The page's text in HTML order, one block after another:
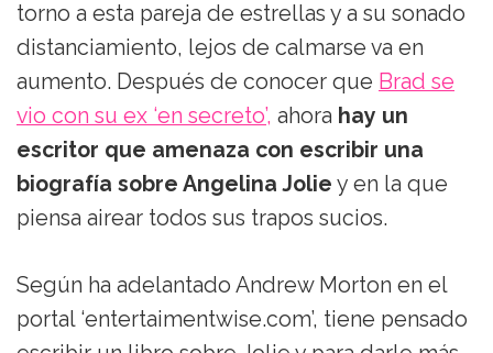
torno a esta pareja de estrellas y a su sonado
distanciamiento, lejos de calmarse va en
aumento. Después de conocer que Brad se
vio con su ex ‘en secreto’, ahora hay un
escritor que amenaza con escribir una
biografía sobre Angelina Jolie y en la que
piensa airear todos sus trapos sucios.
Según ha adelantado Andrew Morton en el
portal ‘entertaimentwise.com’, tiene pensado